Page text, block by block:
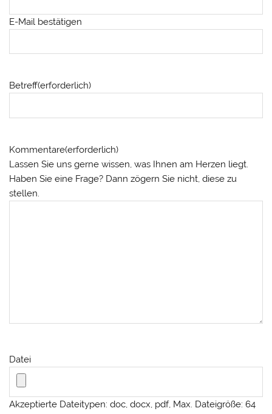
E-Mail bestätigen
Betreff(erforderlich)
Kommentare(erforderlich)
Lassen Sie uns gerne wissen, was Ihnen am Herzen liegt.
Haben Sie eine Frage? Dann zögern Sie nicht, diese zu
stellen.
Datei
Akzeptierte Dateitypen: doc, docx, pdf, Max. Dateigröße: 64